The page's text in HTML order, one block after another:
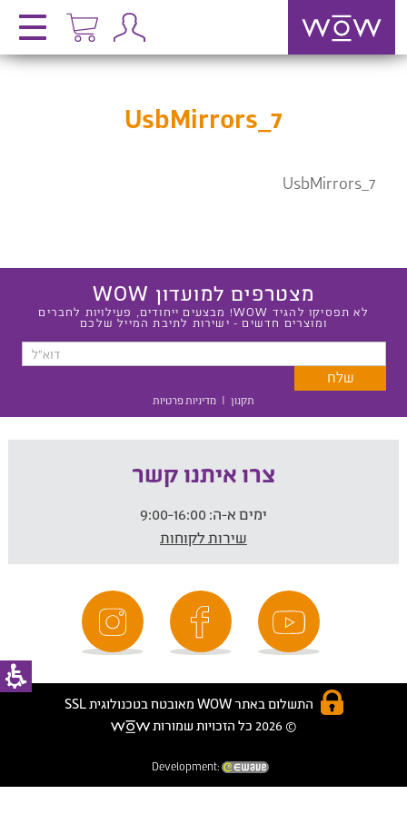
UsbMirrors_7
UsbMirrors_7
מצטרפים למועדון WOW
לא תפסיקו להגיד WOW! מבצעים ייחודים, פעילויות לחברים
ומוצרים חדשים - ישירות לתיבת המייל שלכם
תקנון | מדיניות פרטיות
צרו איתנו קשר
ימים א-ה:
שירות לקוחות
התשלום באתר WOW מאובטח בטכנולוגית SSL
© 2026 כל הזכויות שמורות
Development: